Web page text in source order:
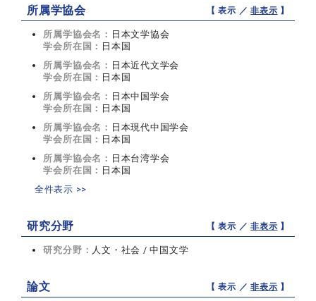
所属学協会 【 表示 ／非表示 】
所属学協会名： 日本文学協会
学会所在国： 日本国
所属学協会名： 日本近代文学会
学会所在国： 日本国
所属学協会名： 日本中国学会
学会所在国： 日本国
所属学協会名： 日本現代中国学会
学会所在国： 日本国
所属学協会名： 日本台湾学会
学会所在国： 日本国
全件表示 >>
研究分野 【 表示 ／非表示 】
研究分野： 人文・社会 / 中国文学
論文 【 表示 ／非表示 】